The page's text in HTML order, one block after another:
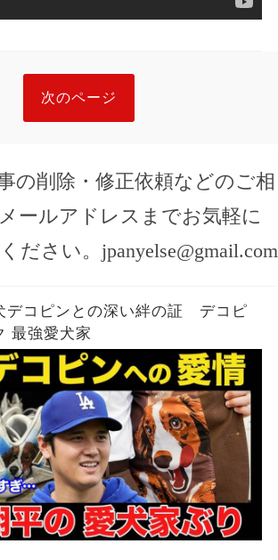
次のページ
事の削除・修正依頼などのご相
ールアドレスまでお気軽に
ださい。 jpanyelse@gmail.com
コピンとの深い絆の証 デコピ
最強愛犬家